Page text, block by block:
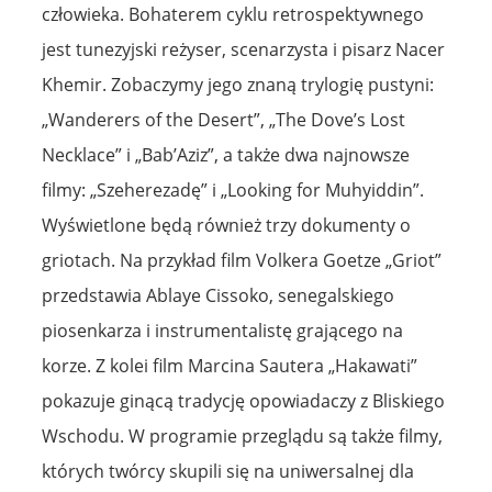
człowieka. Bohaterem cyklu retrospektywnego
jest tunezyjski reżyser, scenarzysta i pisarz Nacer
Khemir. Zobaczymy jego znaną trylogię pustyni:
„Wanderers of the Desert”, „The Dove’s Lost
Necklace” i „Bab’Aziz”, a także dwa najnowsze
filmy: „Szeherezadę” i „Looking for Muhyiddin”.
Wyświetlone będą również trzy dokumenty o
griotach. Na przykład film Volkera Goetze „Griot”
przedstawia Ablaye Cissoko, senegalskiego
piosenkarza i instrumentalistę grającego na
korze. Z kolei film Marcina Sautera „Hakawati”
pokazuje ginącą tradycję opowiadaczy z Bliskiego
Wschodu. W programie przeglądu są także filmy,
których twórcy skupili się na uniwersalnej dla